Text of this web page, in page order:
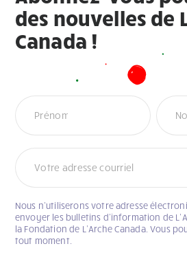
des nouvelles de
Canada !
Newsletter
Nous n’utiliserons votre adresse
envoyer les bulletins d’information de
la Fondation de L’Arche Canada. Vous
tout moment.